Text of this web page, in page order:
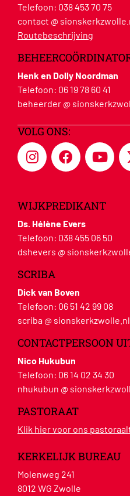
Telefoon: 038 453 70 75
contact @
Routebeschrijving
Henk en Dolly Noordman
Telefoon: 06 19 78 60 41
beheerder @
VOLG ONS:
WIJKPREDIKANT
Ds. Hélène Evers
Telefoon: 038 455 06 50
dshevers @
SCRIBA
Dick van Boven
Telefoon: 06 51 42 99 08
scriba @ sionskerkzwolle.nl
CONTACTPERSOON
Nico Hukubun
Telefoon: 06 14 02 34 30
nhukubun @
PASTORAAT
Klik hier voor ons
KERKELIJK BUREAU
Molenweg 241
8012 WG Zwolle